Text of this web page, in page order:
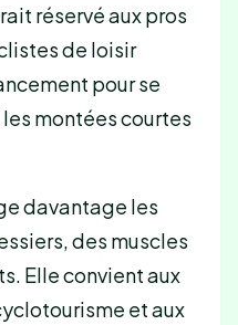
réservé aux pros
de loisir
pour se
les montées courtes
davantage les
des muscles
Elle convient aux
et aux